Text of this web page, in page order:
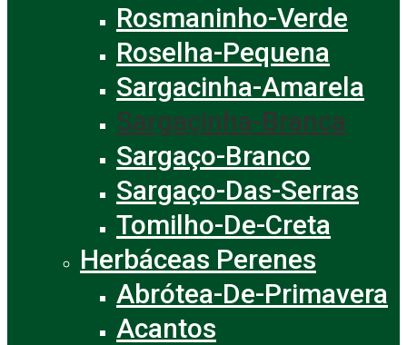
Rosmaninho-Verde
Roselha-Pequena
Sargacinha-Amarela
Sargaçinha-Branca
Sargaço-Branco
Sargaço-Das-Serras
Tomilho-De-Creta
Herbáceas Perenes
Abrótea-De-Primavera
Acantos